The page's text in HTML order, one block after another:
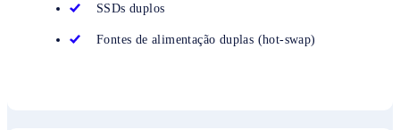
SSDs duplos
Fontes de alimentação duplas (hot-swap)